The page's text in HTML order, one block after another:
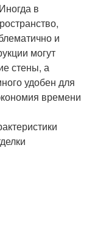
в
и
могут
стены, а
удобен для
времени